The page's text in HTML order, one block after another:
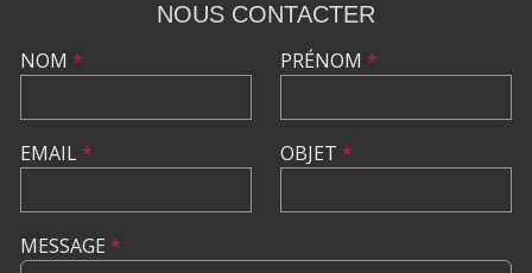
NOUS CONTACTER
NOM *
EMAIL*
PRÉNOM *
OBJET *
MESSAGE *